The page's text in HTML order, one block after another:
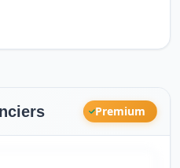
Premium